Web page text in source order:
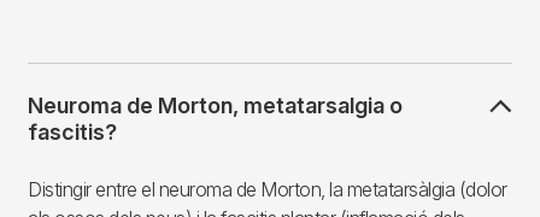
Neuroma de Morton, metatarsalgia o
fascitis?
Distingir entre el neuroma de Morton, la metatarsàlgia (dolor